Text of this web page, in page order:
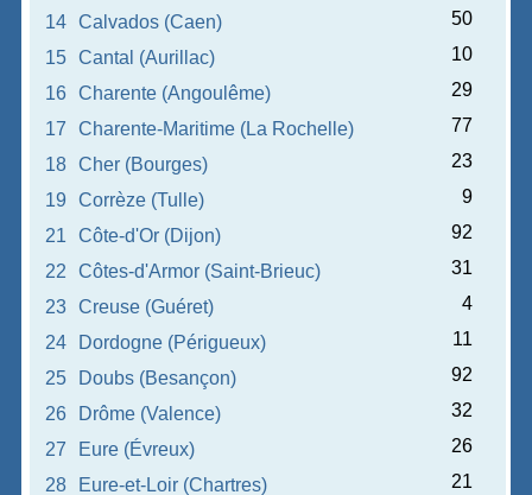
14
Calvados (Caen)
50
15
Cantal (Aurillac)
10
16
Charente (Angoulême)
29
17
Charente-Maritime (La Rochelle)
77
18
Cher (Bourges)
23
19
Corrèze (Tulle)
9
21
Côte-d'Or (Dijon)
92
22
Côtes-d'Armor (Saint-Brieuc)
31
23
Creuse (Guéret)
4
24
Dordogne (Périgueux)
11
25
Doubs (Besançon)
92
26
Drôme (Valence)
32
27
Eure (Évreux)
26
28
Eure-et-Loir (Chartres) 21